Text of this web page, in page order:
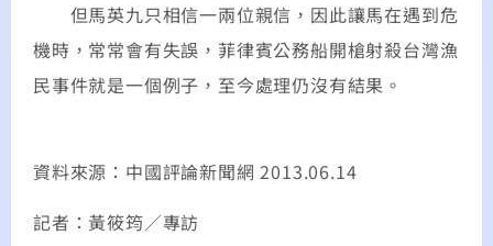
但馬英九只相信一兩位親信，因此讓馬在遇到危
機時，常常會有失誤，菲律賓公務船開槍射殺台灣漁
民事件就是一個例子，至今處理仍沒有結果。
資料來源：中國評論新聞網 2013.06.14
記者：黃筱筠／專訪